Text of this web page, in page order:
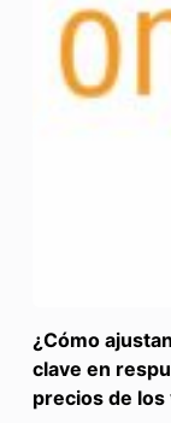
¿Cómo
clave en
precios de los